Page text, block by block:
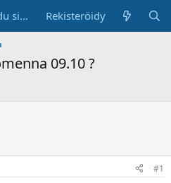
Kirjaudu sisään Rekisteröidy
09.10 ?
#1